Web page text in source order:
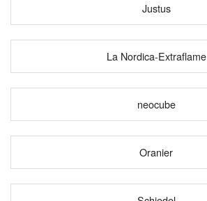
Justus
La Nordica-Extraflame
neocube
Oranier